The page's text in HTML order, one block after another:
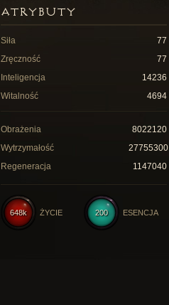
ATRYBUTY
Siła
77
Zręczność
77
Inteligencja
14236
Witalność
4694
Obrażenia
8022120
Wytrzymałość
27755300
Regeneracja
1147040
200 ESENCJA
648k ŻYCIE